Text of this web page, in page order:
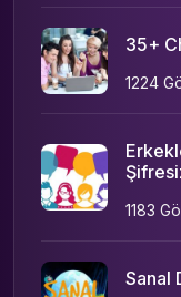
35+
1224
1183
Sanal